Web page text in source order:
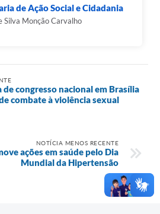
de Ação Social e Cidadania
Silva Monção Carvalho
de congresso nacional em Brasília
combate à violência sexual
NOTÍCIA MENOS RECENTE
ações em saúde pelo Dia
Mundial da Hipertensão